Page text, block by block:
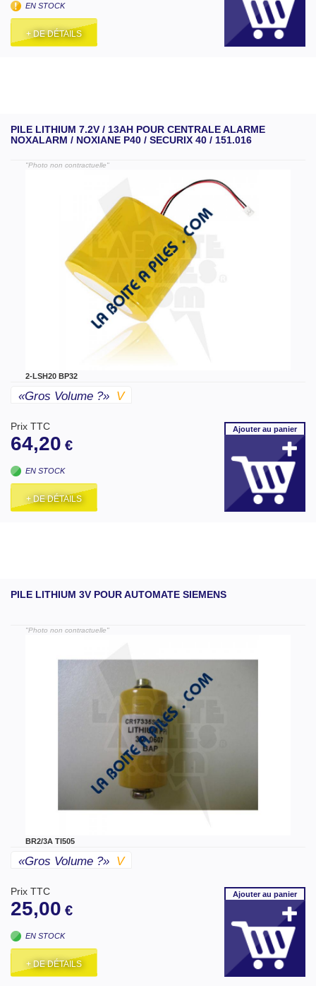
EN STOCK
+ DE DÉTAILS
PILE LITHIUM 7.2V / 13AH POUR CENTRALE ALARME
NOXALARM / NOXIANE P40 / SECURIX 40 / 151.016
"Photo non contractuelle"
2-LSH20 BP32
«gros Volume ?» V
Prix TTC
64,20 €
EN STOCK
+ DE DÉTAILS
Ajouterau panier
PILE LITHIUM 3V POUR AUTOMATE SIEMENS
"Photo non contractuelle"
BR2/3A TI505
«gros Volume ?» V
Prix TTC
25,00 €
EN STOCK
+ DE DÉTAILS
Ajouterau panier